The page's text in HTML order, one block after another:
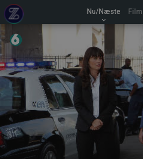
Nu/Næste
keyboard_arrow_down
Film